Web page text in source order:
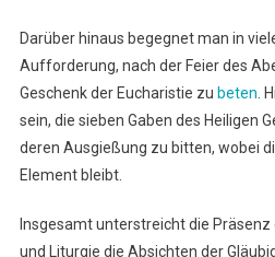
Darüber hinaus begegnet man in
Aufforderung, nach der Feier des
Geschenk der Eucharistie zu beten .
sein, die sieben Gaben des Heiligen
deren Ausgießung zu bitten, wobei
Element bleibt.
Insgesamt unterstreicht die
und Liturgie die Absichten der